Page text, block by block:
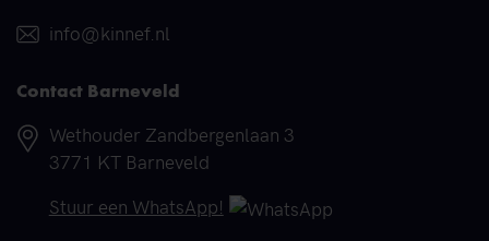
E-mail
info@kinnef.nl
Contact Barneveld
Adres
Wethouder Zandbergenlaan 3
3771 KT Barneveld
Telefoonnummer
Stuur een WhatsApp!